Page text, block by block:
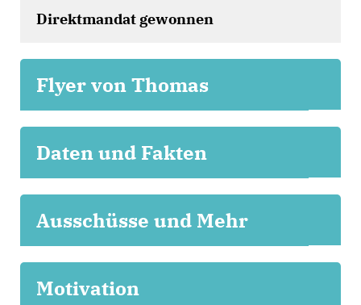
Direktmandat gewonnen
Flyer von Thomas
Daten und Fakten
Ausschüsse und Mehr
Motivation